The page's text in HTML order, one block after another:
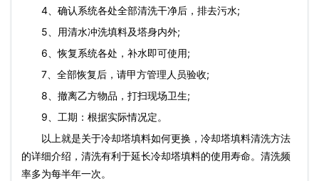
4、确认系统各处全部清洗干净后，排去污水;
5、用清水冲洗填料及塔身内外;
6、恢复系统各处，补水即可使用;
7、全部恢复后，请甲方管理人员验收;
8、撤离乙方物品，打扫现场卫生;
9、工期：根据实际情况定。
以上就是关于冷却塔填料如何更换，冷却塔填料清洗方法
的详细介绍，清洗有利于延长冷却塔填料的使用寿命。清洗频
率多为每半年一次。